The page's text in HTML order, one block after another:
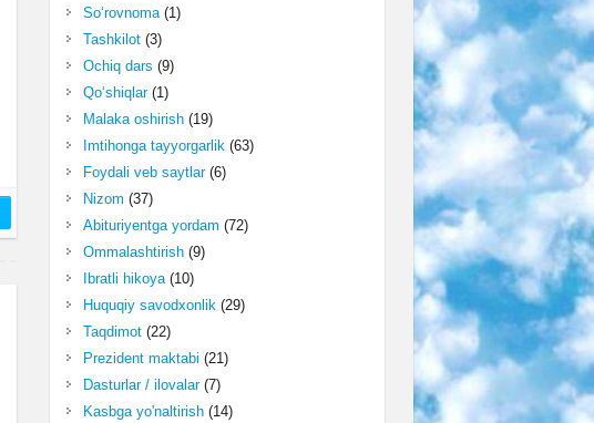
So‘rovnoma(1)
Tashkilot(3)
Ochiq dars (9)
Qo‘shiqlar(1)
Malaka oshirish(19)
Imtihonga tayyorgarlik(63)
Foydali veb saytlar(6)
Nizom (37)
Abituriyentga yordam (72)
Ommalashtirish(9)
Ibratli hikoya(10)
Huquqiy savodxonlik(29)
Taqdimot(22)
Prezident maktabi (21)
Dasturlar / ilovalar(7)
Kasbga yo'naltirish(14)